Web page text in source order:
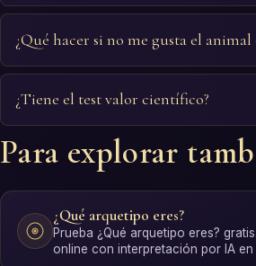
¿Qué hacer si no me gusta el
¿Tiene el test valor científico?
Para explorar
¿Qué arquetipo eres?
Prueba ¿Qué arquetipo eres?
online con interpretación por IA en